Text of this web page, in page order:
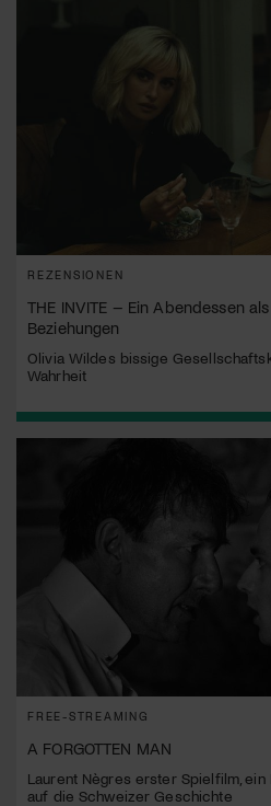
REZENSIONEN
THE INVITE – Ein Abendessen
Beziehungen
Olivia Wildes bissige
Wahrheit
FREE-STREAMING
A FORGOTTEN MAN
Laurent Nègres erster Spielfilm,
auf die Schweizer Geschichte